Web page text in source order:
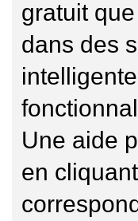
gratuit
dans des
Une aide
en